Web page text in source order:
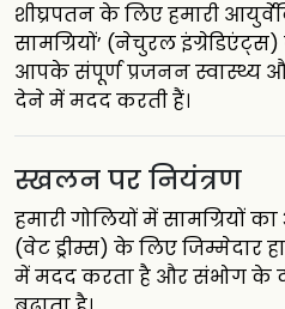
शीघ्रपतन के लिए हमारी
सामग्रियों’ (नेचुरल
आपके संपूर्ण प्रजनन स्वास्थ्य
देने में मदद करती हैं।
स्खलन पर नियंत्रण
हमारी गोलियों में सामग्रियों
(वेट ड्रीम्स) के लिए जिम्मेदार
में मदद करता है और संभोग के